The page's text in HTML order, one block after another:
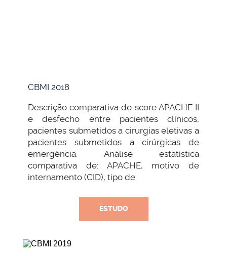
CBMI 2018
Descrição comparativa do score APACHE II
e desfecho entre pacientes clínicos,
pacientes submetidos a cirurgias eletivas a
pacientes submetidos a cirúrgicas de
emergência. Análise estatística
comparativa de: APACHE, motivo de
internamento (CID), tipo de
ESTUDO